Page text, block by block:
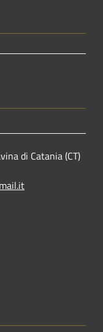
di Catania (CT)